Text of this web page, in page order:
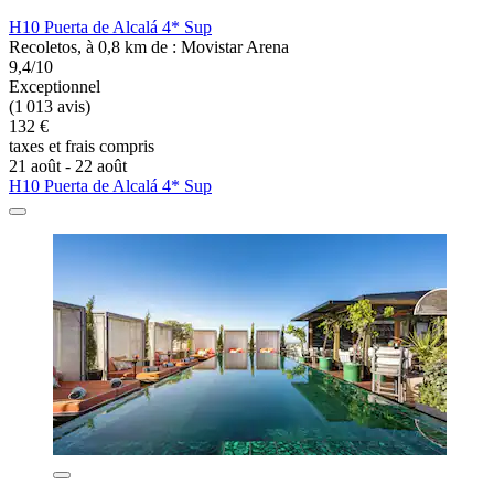
H10 Puerta de Alcalá 4* Sup
Recoletos, à 0,8 km de : Movistar Arena
9,4/10
Exceptionnel
(1 013 avis)
132 €
taxes et frais compris
21 août - 22 août
H10 Puerta de Alcalá 4* Sup